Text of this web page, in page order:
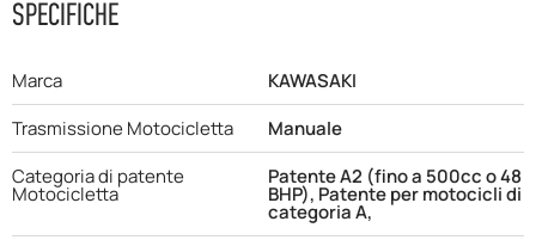
SPECIFICHE
Marca
KAWASAKI
Trasmissione Motocicletta
Manuale
Categoria di patente
Motocicletta
Patente A2 (fino a 500cc o 48
BHP), Patente per motocicli di
categoria A,